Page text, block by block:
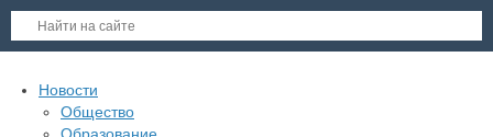
Новости
Общество